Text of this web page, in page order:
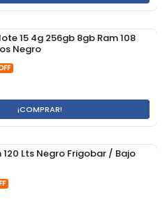
15 4g 256gb 8gb Ram 108
Negro
¡COMPRAR!
120 Lts Negro Frigobar / Bajo